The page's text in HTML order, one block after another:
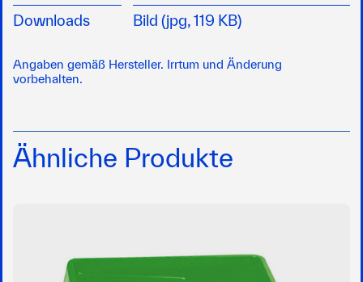
Downloads
Bild (jpg, 119 KB)
Angaben gemäß Hersteller. Irrtum und Änderung
vorbehalten.
Ähnliche Produkte